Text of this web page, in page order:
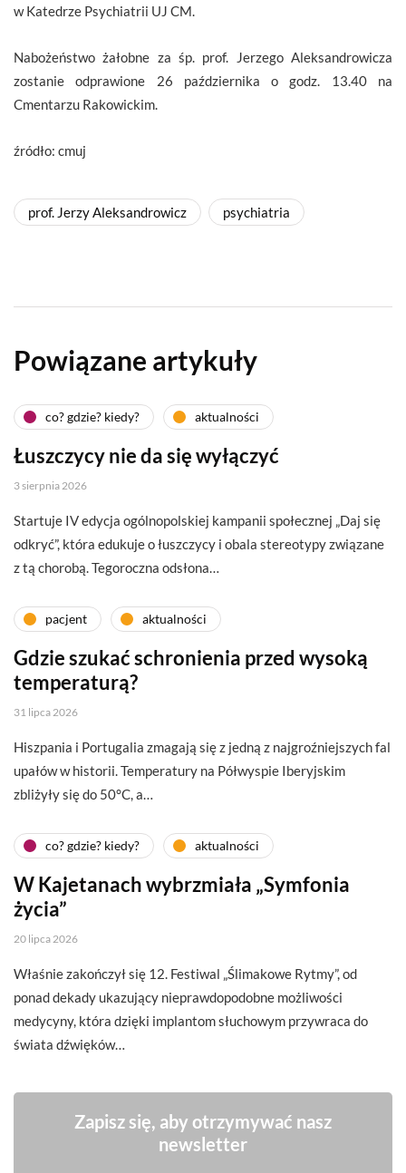
w Katedrze Psychiatrii UJ CM.
Nabożeństwo żałobne za śp. prof. Jerzego Aleksandrowicza
zostanie odprawione 26 października o godz. 13.40 na
Cmentarzu Rakowickim.
źródło: cmuj
prof. Jerzy Aleksandrowicz psychiatria
Powiązane artykuły
co? gdzie? kiedy? aktualności
Łuszczycy nie da się wyłączyć
3 sierpnia 2026
Startuje IV edycja ogólnopolskiej kampanii społecznej „Daj się
odkryć”, która edukuje o łuszczycy i obala stereotypy związane
z tą chorobą. Tegoroczna odsłona…
pacjent aktualności
Gdzie szukać schronienia przed wysoką
temperaturą?
31 lipca 2026
Hiszpania i Portugalia zmagają się z jedną z najgroźniejszych fal
upałów w historii. Temperatury na Półwyspie Iberyjskim
zbliżyły się do 50°C, a…
co? gdzie? kiedy? aktualności
W Kajetanach wybrzmiała „Symfonia
życia”
20 lipca 2026
Właśnie zakończył się 12. Festiwal „Ślimakowe Rytmy”, od
ponad dekady ukazujący nieprawdopodobne możliwości
medycyny, która dzięki implantom słuchowym przywraca do
świata dźwięków…
Zapisz się, aby otrzymywać nasz
newsletter